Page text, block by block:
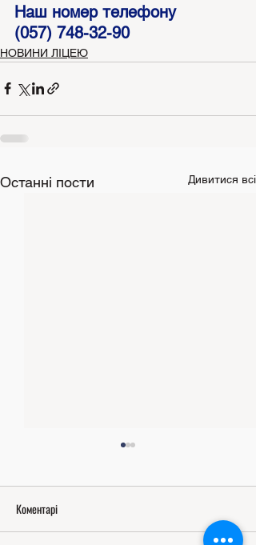
Наш номер телефону
(057) 748-32-90
НОВИНИ ЛІЦЕЮ
Останні пости Дивитися всі
Коментарі